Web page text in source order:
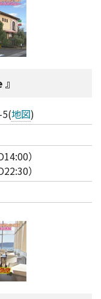
地図)
）
）